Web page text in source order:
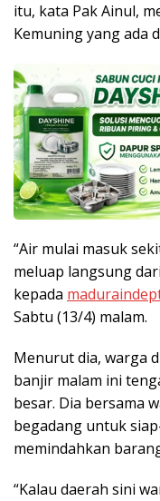
itu, kata Pak Ainul,
Kemuning yang ada
“Air mulai masuk
meluap langsung
kepada
Sabtu (13/4) malam.
Menurut dia, warga
banjir malam ini
besar. Dia bersama
begadang untuk
memindahkan
“Kalau daerah sini